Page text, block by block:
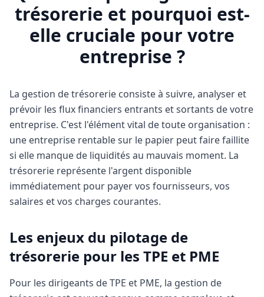
trésorerie et pourquoi est-
elle cruciale pour votre
entreprise ?
La gestion de trésorerie consiste à suivre, analyser et
prévoir les flux financiers entrants et sortants de votre
entreprise. C'est l'élément vital de toute organisation :
une entreprise rentable sur le papier peut faire faillite
si elle manque de liquidités au mauvais moment. La
trésorerie représente l'argent disponible
immédiatement pour payer vos fournisseurs, vos
salaires et vos charges courantes.
Les enjeux du pilotage de
trésorerie pour les TPE et PME
Pour les dirigeants de TPE et PME, la gestion de